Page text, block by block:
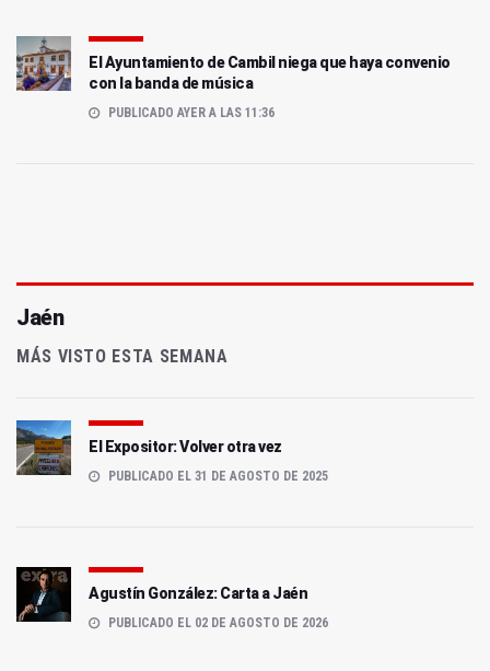
El Ayuntamiento de Cambil niega que haya convenio
con la banda de música
PUBLICADO AYER A LAS 11:36
Jaén
MÁS VISTO ESTA SEMANA
El Expositor: Volver otra vez
PUBLICADO EL 31 DE AGOSTO DE 2025
Agustín González: Carta a Jaén
PUBLICADO EL 02 DE AGOSTO DE 2026